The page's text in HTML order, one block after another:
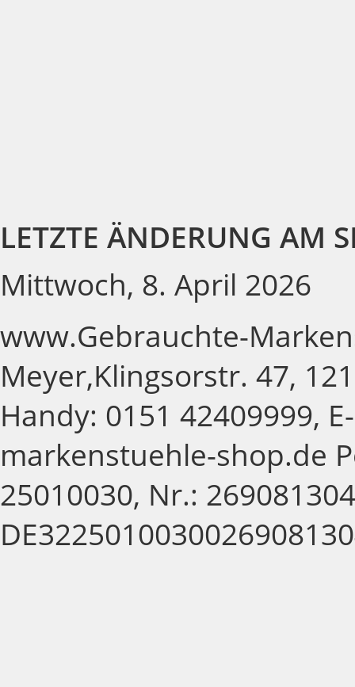
LETZTE ÄNDERUNG AM
Mittwoch, 8. April 2026
www.Gebrauchte-
Meyer,Klingsorstr. 47,
Handy: 0151 42409999,
markenstuehle-shop.de
25010030, Nr.: